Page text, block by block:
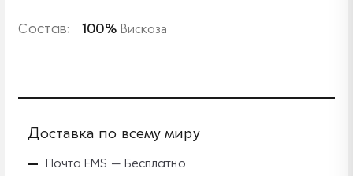
Состав: 100%Вискоза
Доставка по всему миру
Почта EMS — Бесплатно